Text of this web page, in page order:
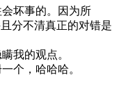
坏事的。因为所
分不清真正的对错是
我的观点。
个，哈哈哈。